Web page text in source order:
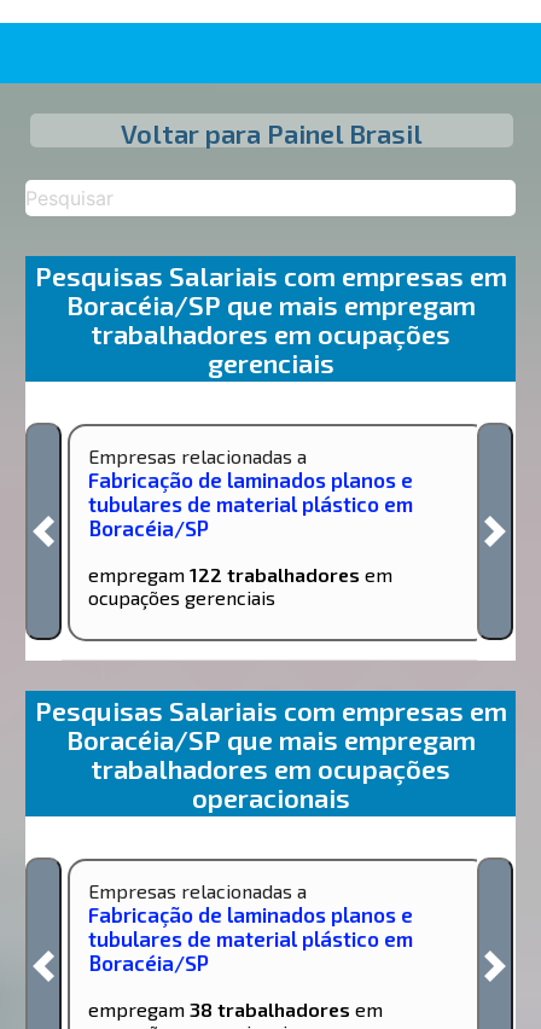
Voltar para Painel Brasil
Pesquisas Salariais com empresas em
Boracéia/SP que mais empregam
trabalhadores em ocupações
gerenciais
Empresas relacionadas a
Fabricação de laminados planos e
tubulares de material plástico em
Boracéia/SP
empregam 122 trabalhadores em
ocupações gerenciais
Pesquisas Salariais com empresas em
Boracéia/SP que mais empregam
trabalhadores em ocupações
operacionais
Empresas relacionadas a
Fabricação de laminados planos e
tubulares de material plástico em
Boracéia/SP
empregam 38 trabalhadores em